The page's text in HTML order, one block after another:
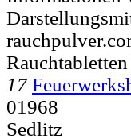
17
01968
Sedlitz